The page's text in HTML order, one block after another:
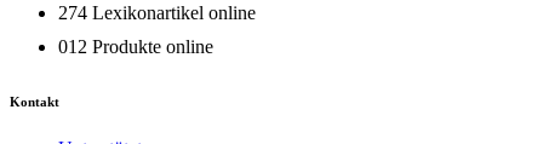
274 Lexikonartikel online
012 Produkte online
Kontakt